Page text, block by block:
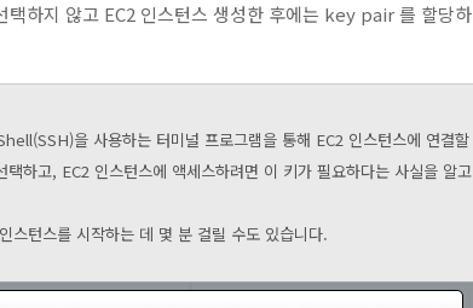
하지 않고 EC2 인스턴스 생성한 후에는 key pair 를 할당하
을 사용하는 터미널 프로그램을 통해 EC2 인스턴스에 연결할
택하고, EC2 인스턴스에 액세스하려면 이 키가 필요하다는 사실을 알고
스턴스를 시작하는 데 몇 분 걸릴 수도 있습니다.